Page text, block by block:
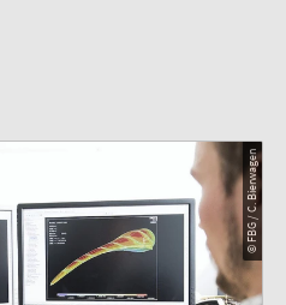
© FBG / C. Bierwagen